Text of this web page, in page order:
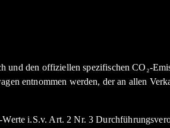
den offiziellen spezifischen CO₂-
entnommen werden, der an allen
i.S.v. Art. 2 Nr. 3